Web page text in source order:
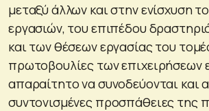
μεταξύ άλλων και στην ενίσχυση
εργασιών, του επιπέδου
και των θέσεων εργασίας του
πρωτοβουλίες των επιχειρήσεων
απαραίτητο να συνοδεύονται και
συντονισμένες προσπάθειες της